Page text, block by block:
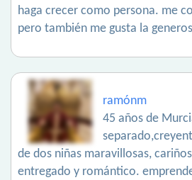
haga crecer como persona. me
pero también me gusta la
ramónm
45 años de
de dos niñas maravillosas,
entregado y romántico.